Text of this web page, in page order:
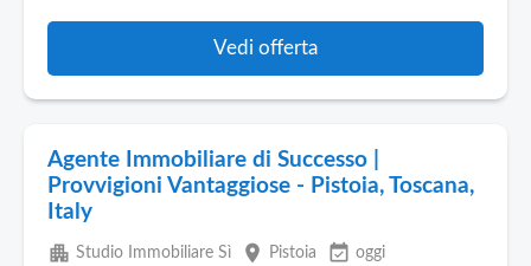
Vedi offerta
Agente Immobiliare di Successo |
Provvigioni Vantaggiose - Pistoia, Toscana,
Italy
apartment Studio Immobiliare Sì place Pistoia event_available oggi